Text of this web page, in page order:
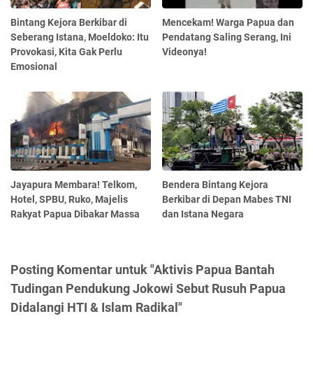
Bintang Kejora Berkibar di
Seberang Istana, Moeldoko: Itu
Provokasi, Kita Gak Perlu
Emosional
Mencekam! Warga Papua dan
Pendatang Saling Serang, Ini
Videonya!
Jayapura Membara! Telkom,
Hotel, SPBU, Ruko, Majelis
Rakyat Papua Dibakar Massa
Bendera Bintang Kejora
Berkibar di Depan Mabes TNI
dan Istana Negara
Posting Komentar untuk "Aktivis Papua Bantah
Tudingan Pendukung Jokowi Sebut Rusuh Papua
Didalangi HTI & Islam Radikal"